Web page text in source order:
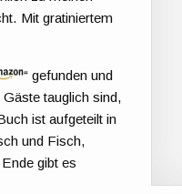
Mit gratiniertem
“ gefunden und
tauglich sind,
ist aufgeteilt in
und Fisch,
gibt es